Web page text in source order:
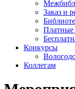
Заказ и
Платные
Конкурсы
Коллегам